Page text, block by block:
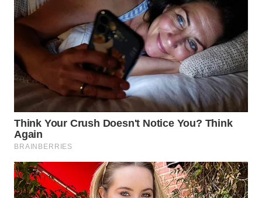
TANGERANG
BINJAI
WN
CIREBON
WN
INDRAMAYU
WN